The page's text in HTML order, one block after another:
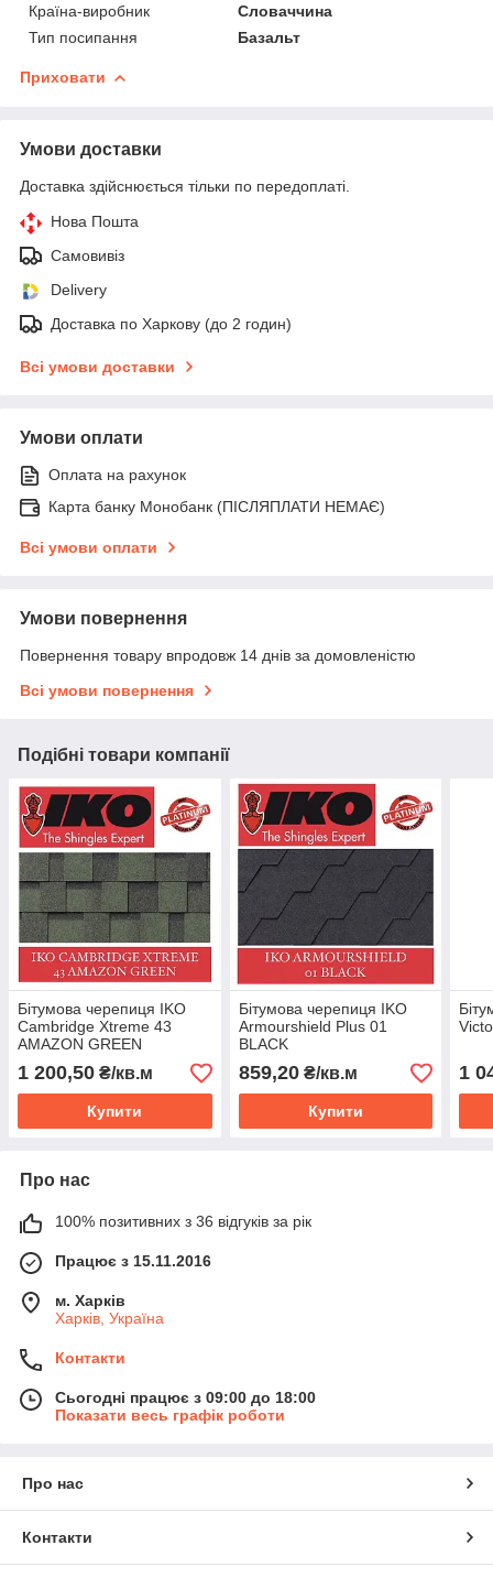
Країна-виробник
Словаччина
Тип посипання
Базальт
Приховати
Умови доставки
Доставка здійснюється тільки по передоплаті.
Нова Пошта
Самовивіз
Delivery
Доставка по Харкову (до 2 годин)
Всі умови доставки
Умови оплати
Оплата на рахунок
Карта банку Монобанк (ПІСЛЯПЛАТИ НЕМАЄ)
Всі умови оплати
Умови повернення
Повернення товару впродовж 14 днів за домовленістю
Всі умови повернення
Подібні товари компанії
Бітумова черепиця IKO
Cambridge Xtreme 43
AMAZON GREEN
1 200,50 ₴/кв.м
Купити
Бітумова черепиця IKO
Armourshield Plus 01
BLACK
859,20₴/кв.м
Купити
1
Про нас
100% позитивних з 36 відгуків за рік
Працює з 15.11.2016
м. Харків
Харків, Україна
Контакти
Сьогодні працює з 09:00 до 18:00
Показати весь графік роботи
Про нас
Контакти